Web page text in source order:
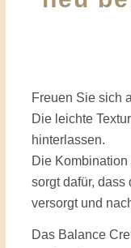
Freuen Sie sich
Die leichte
hinterlassen.
Die Kombination
sorgt dafür,
versorgt und
Das Balance